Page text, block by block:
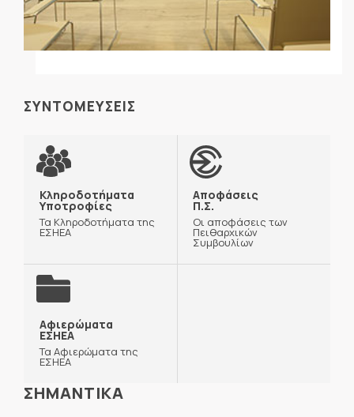
ΣΥΝΤΟΜΕΥΣΕΙΣ
Κληροδοτήματα
Υποτροφίες
Τα Κληροδοτήματα της
ΕΣΗΕΑ
Αποφάσεις
Π.Σ.
Οι αποφάσεις των
Πειθαρχικών
Συμβουλίων
Αφιερώματα
ΕΣΗΕΑ
Τα Αφιερώματα της
ΕΣΗΕΑ
ΣΗΜΑΝΤΙΚΑ